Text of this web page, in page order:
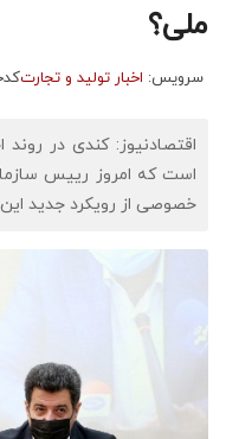
ملی؟
سرویس: اخبار تولید و تجارت
اقتصادنیوز: کندی در
است که امروز رییس
خصوصی از رویکرد جدید